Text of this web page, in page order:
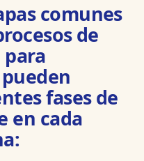
comunes
de
fases de
en cada